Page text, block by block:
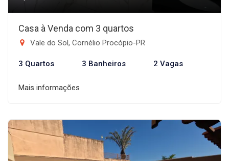
Casa à Venda com 3 quartos
Vale do Sol, Cornélio Procópio-PR
3 Quartos 3 Banheiros 2 Vagas
Mais informações